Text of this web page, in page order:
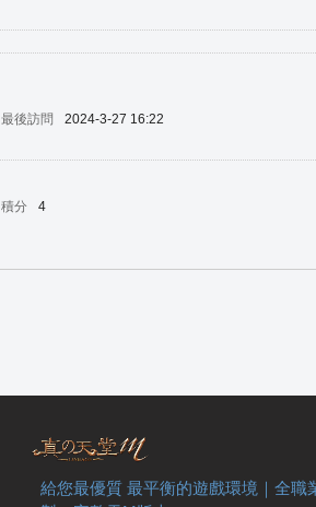
最後訪問 2024-3-27 16:22
積分 4
給您最優質 最平衡的遊戲環境｜全